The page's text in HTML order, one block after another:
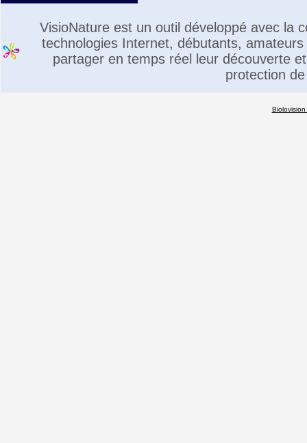
VisioNature est un outil développé avec la
technologies Internet, débutants,
partager en temps réel leur découverte
protection
Biolovision